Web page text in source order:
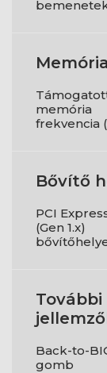
Memória
memória
frekvencia
Bővítő
PCI
(Gen 1.x)
További
Back-to-
gomb